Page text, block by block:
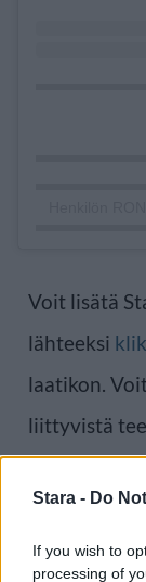
Stara - Do
If you wish to
processing of
Voit lisätä
lähteeksi
laatikon.
liittyvistä
Peltonentai
Ilmoita virheestä·